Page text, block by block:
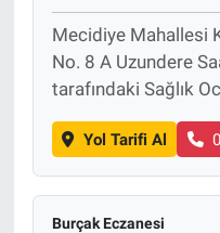
Mecidiye Mahallesi
No. 8 A Uzundere
tarafındaki Sağlık
Yol Tarifi Al
Burçak Eczanesi